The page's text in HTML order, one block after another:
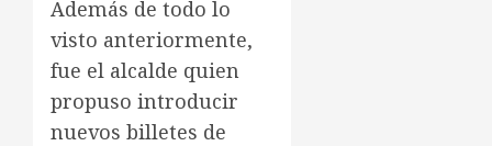
Además de todo lo
visto anteriormente,
fue el alcalde quien
propuso introducir
nuevos billetes de